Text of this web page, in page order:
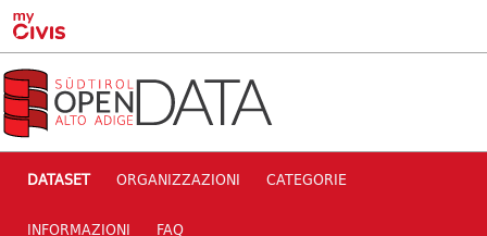
Skip to main content
DATASET ORGANIZZAZIONI CATEGORIE
INFORMAZIONI FAQ